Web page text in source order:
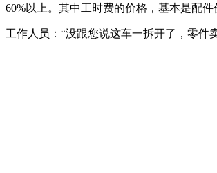
60%以上。其中工时费的价格，基本是配
工作人员：“没跟您说这车一拆开了，零件